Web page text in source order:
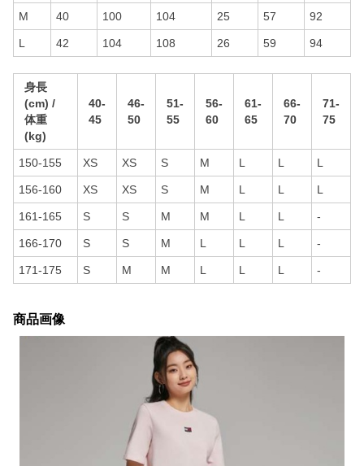
M 40 100 104 25 57 92
L 42 104 108 26 59 94
身長
(cm) /
体重
(kg)
40-
45
46-
50
51-
55
56-
60
61-
65
66-
70
71-
75
150-155 XS XS S M L L L
156-160 XS XS S M L L L
161-165 S S M M L L -
166-170 S S M L L L -
171-175 S M M L L L -
商品画像